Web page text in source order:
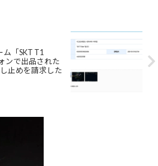
ム「SKT T1
ンで出品された
止めを請求した